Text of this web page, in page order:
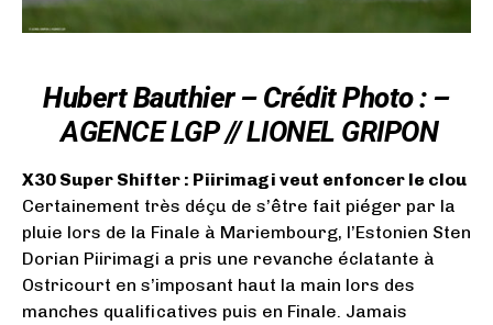
Hubert Bauthier – Crédit Photo : –
AGENCE LGP // LIONEL GRIPON
X30 Super Shifter : Piirimagi veut enfoncer le clou
Certainement très déçu de s’être fait piéger par la
pluie lors de la Finale à Mariembourg, l’Estonien Sten
Dorian Piirimagi a pris une revanche éclatante à
Ostricourt en s’imposant haut la main lors des
manches qualificatives puis en Finale. Jamais